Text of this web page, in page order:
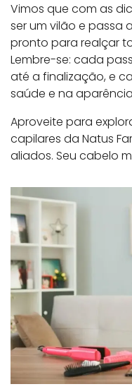
Vimos que com as
ser um vilão e passa
pronto para realçar
Lembre-se: cada
até a finalização, e
saúde e na
Aproveite para
capilares da Natus
aliados. Seu cabelo